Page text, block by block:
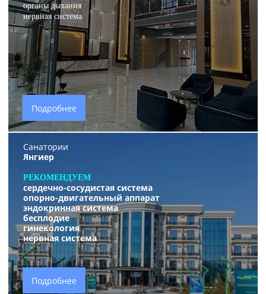
органы дыхания
нервная система
Подробнее
Санатории
Янгиер
РЕКОМЕНДУЕМ
сердечно-сосудистая система
опорно-двигательный аппарат
эндокринная система
бесплодие
гинекология
нервная система
Подробнее